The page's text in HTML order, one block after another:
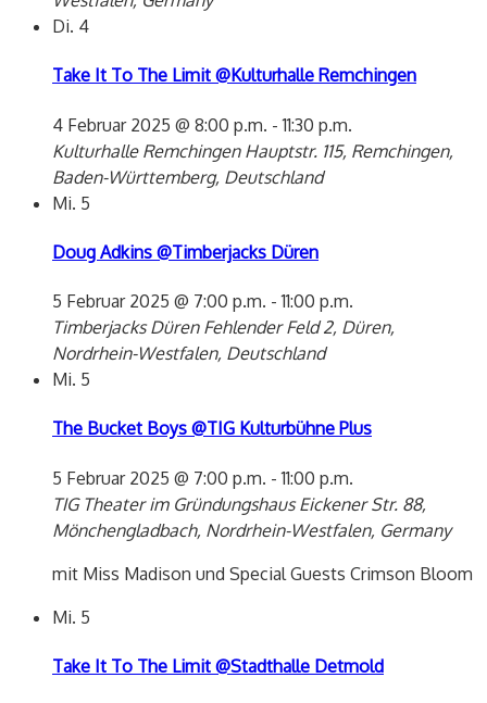
Di. 4
Take It To The Limit @Kulturhalle Remchingen
4 Februar 2025 @ 8:00 p.m. -11:30 p.m.
Kulturhalle Remchingen Hauptstr. 115, Remchingen,
Baden-Württemberg, Deutschland
Mi. 5
Doug Adkins @Timberjacks Düren
5 Februar 2025 @ 7:00 p.m. -11:00 p.m.
Timberjacks Düren Fehlender Feld 2, Düren,
Nordrhein-Westfalen, Deutschland
Mi. 5
The Bucket Boys @TIG Kulturbühne Plus
5 Februar 2025 @ 7:00 p.m. -11:00 p.m.
TIG Theater im GründungshausEickener Str. 88,
Mönchengladbach, Nordrhein-Westfalen, Germany
mit Miss Madison und Special Guests Crimson Bloom
Mi. 5
Take It To The Limit @Stadthalle Detmold